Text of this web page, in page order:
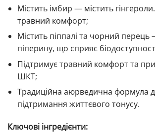
Містить імбир — містить
травний комфорт;
Містить піппалі та чорний
піперину, що сприяє
Підтримує травний комфорт та
ШКТ;
Традиційна аюрведична формула
підтримання життєвого тонусу.
Ключові інгредієнти: